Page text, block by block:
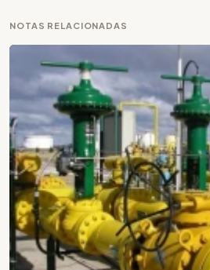
NOTAS RELACIONADAS